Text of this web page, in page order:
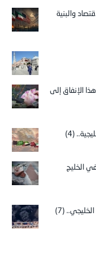
والبنية
الإنفاق إلى
(4)
الخليج
(7)